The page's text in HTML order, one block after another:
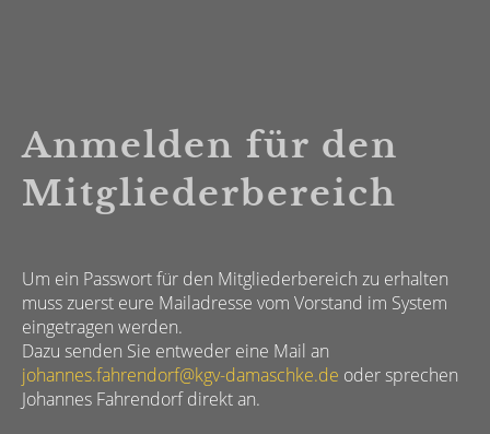
Anmelden für den
Mitgliederbereich
Um ein Passwort für den Mitgliederbereich zu erhalten
muss zuerst eure Mailadresse vom Vorstand im System
eingetragen werden.
Dazu senden Sie entweder eine Mail an
johannes.fahrendorf@kgv-damaschke.de oder sprechen
Johannes Fahrendorf direkt an.